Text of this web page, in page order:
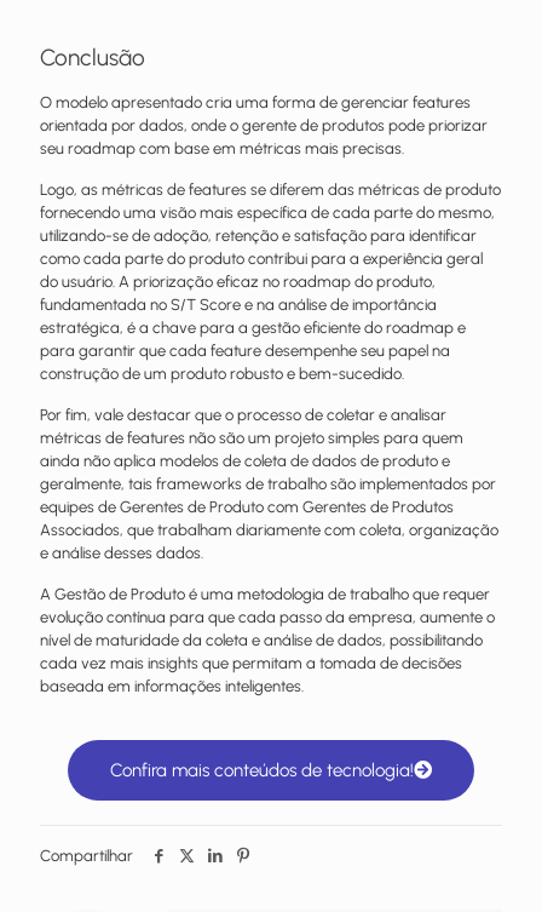
Conclusão
O modelo apresentado cria uma forma de gerenciar features
orientada por dados, onde o gerente de produtos pode priorizar
seu roadmap com base em métricas mais precisas.
Logo, as métricas de features se diferem das métricas de produto
fornecendo uma visão mais específica de cada parte do mesmo,
utilizando-se de adoção, retenção e satisfação para identificar
como cada parte do produto contribui para a experiência geral
do usuário. A priorização eficaz no roadmap do produto,
fundamentada no S/T Score e na análise de importância
estratégica, é a chave para a gestão eficiente do roadmap e
para garantir que cada feature desempenhe seu papel na
construção de um produto robusto e bem-sucedido.
Por fim, vale destacar que o processo de coletar e analisar
métricas de features não são um projeto simples para quem
ainda não aplica modelos de coleta de dados de produto e
geralmente, tais frameworks de trabalho são implementados por
equipes de Gerentes de Produto com Gerentes de Produtos
Associados, que trabalham diariamente com coleta, organização
e análise desses dados.
A Gestão de Produto é uma metodologia de trabalho que requer
evolução contínua para que cada passo da empresa, aumente o
nível de maturidade da coleta e análise de dados, possibilitando
cada vez mais insights que permitam a tomada de decisões
baseada em informações inteligentes.
Confira mais conteúdos de tecnologia!
Compartilhar